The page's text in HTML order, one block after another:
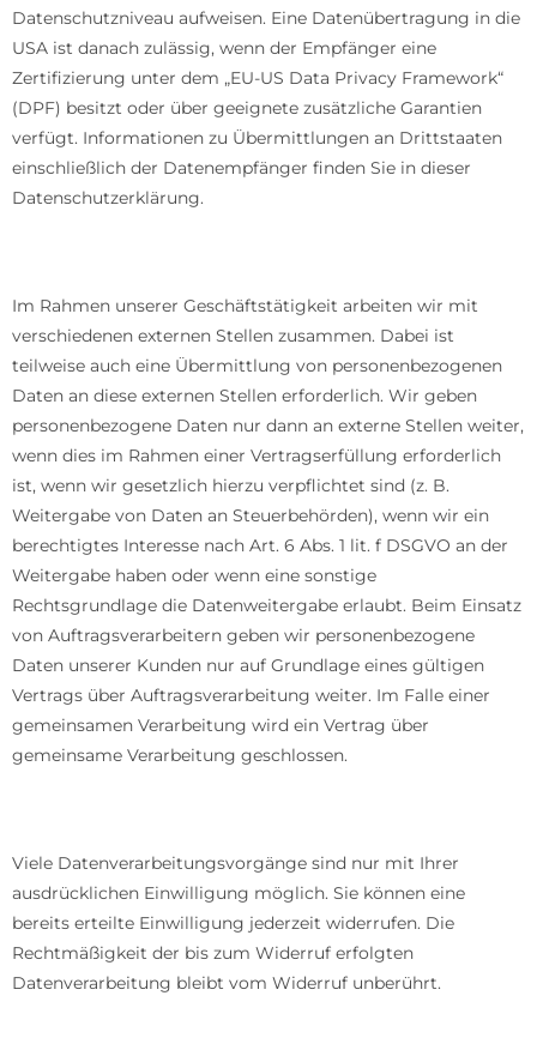
Datenschutzniveau aufweisen. Eine Datenübertragung in die
USA ist danach zulässig, wenn der Empfänger eine
Zertifizierung unter dem „EU-US Data Privacy Framework“
(DPF) besitzt oder über geeignete zusätzliche Garantien
verfügt. Informationen zu Übermittlungen an Drittstaaten
einschließlich der Datenempfänger finden Sie in dieser
Datenschutzerklärung.
Im Rahmen unserer Geschäftstätigkeit arbeiten wir mit
verschiedenen externen Stellen zusammen. Dabei ist
teilweise auch eine Übermittlung von personenbezogenen
Daten an diese externen Stellen erforderlich. Wir geben
personenbezogene Daten nur dann an externe Stellen weiter,
wenn dies im Rahmen einer Vertragserfüllung erforderlich
ist, wenn wir gesetzlich hierzu verpflichtet sind (z. B.
Weitergabe von Daten an Steuerbehörden), wenn wir ein
berechtigtes Interesse nach Art. 6 Abs. 1 lit. f DSGVO an der
Weitergabe haben oder wenn eine sonstige
Rechtsgrundlage die Datenweitergabe erlaubt. Beim Einsatz
von Auftragsverarbeitern geben wir personenbezogene
Daten unserer Kunden nur auf Grundlage eines gültigen
Vertrags über Auftragsverarbeitung weiter. Im Falle einer
gemeinsamen Verarbeitung wird ein Vertrag über
gemeinsame Verarbeitung geschlossen.
Viele Datenverarbeitungsvorgänge sind nur mit Ihrer
ausdrücklichen Einwilligung möglich. Sie können eine
bereits erteilte Einwilligung jederzeit widerrufen. Die
Rechtmäßigkeit der bis zum Widerruf erfolgten
Datenverarbeitung bleibt vom Widerruf unberührt.